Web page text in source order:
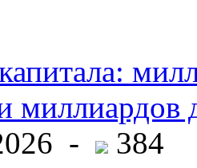
миллиардов
-
384